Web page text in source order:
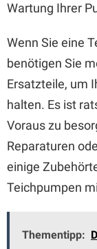
Wartung Ihrer
Wenn Sie eine
benötigen Sie
Ersatzteile, um
halten. Es ist
Voraus zu
Reparaturen
einige
Teichpumpen
Thementipp: